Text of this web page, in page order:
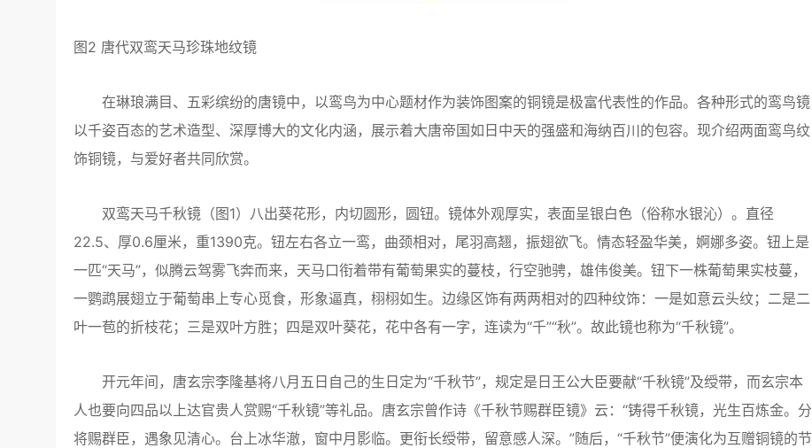
图2 唐代双鸾天马珍珠地纹镜
在琳琅满目、五彩缤纷的唐镜中，以鸾鸟为中心题材作为装饰图案的铜镜是极富代表性的作品。各种形式的鸾鸟镜
以千姿百态的艺术造型、深厚博大的文化内涵，展示着大唐帝国如日中天的强盛和海纳百川的包容。现介绍两面鸾鸟纹
饰铜镜，与爱好者共同欣赏。
双鸾天马千秋镜（图1）八出葵花形，内切圆形，圆钮。镜体外观厚实，表面呈银白色（俗称水银沁）。直径
22.5、厚0.6厘米，重1390克。钮左右各立一鸾，曲颈相对，尾羽高翘，振翅欲飞。情态轻盈华美，婀娜多姿。钮上是
一匹“天马”，似腾云驾雾飞奔而来，天马口衔着带有葡萄果实的蔓枝，行空驰骋，雄伟俊美。钮下一株葡萄果实枝蔓，
一鹦鹉展翅立于葡萄串上专心觅食，形象逼真，栩栩如生。边缘区饰有两两相对的四种纹饰：一是如意云头纹；二是二
叶一苞的折枝花；三是双叶方胜；四是双叶葵花，花中各有一字，连读为“千”“秋”。故此镜也称为“千秋镜”。
开元年间，唐玄宗李隆基将八月五日自己的生日定为“千秋节”，规定是日王公大臣要献“千秋镜”及绶带，而玄宗本
人也要向四品以上达官贵人赏赐“千秋镜”等礼品。唐玄宗曾作诗《千秋节赐群臣镜》云：“铸得千秋镜，光生百炼金。分
将赐群臣，遇象见清心。台上冰华澈，窗中月影临。更衔长绶带，留意感人深。”随后，“千秋节”便演化为互赠铜镜的节